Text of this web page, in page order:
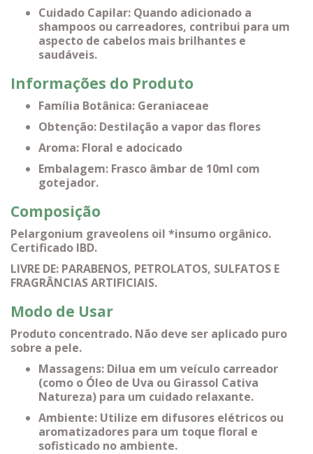
Cuidado Capilar: Quando adicionado a
shampoos ou carreadores, contribui para um
aspecto de cabelos mais brilhantes e
saudáveis.
Informações do Produto
Família Botânica: Geraniaceae
Obtenção: Destilação a vapor das flores
Aroma: Floral e adocicado
Embalagem: Frasco âmbar de 10ml com
gotejador.
Composição
Pelargonium graveolens oil *insumo orgânico.
Certificado IBD.
LIVRE DE: PARABENOS, PETROLATOS, SULFATOS E
FRAGRÂNCIAS ARTIFICIAIS.
Modo de Usar
Produto concentrado. Não deve ser aplicado puro
sobre a pele.
Massagens: Dilua em um veículo carreador
(como o Óleo de Uva ou Girassol Cativa
Natureza) para um cuidado relaxante.
Ambiente: Utilize em difusores elétricos ou
aromatizadores para um toque floral e
sofisticado no ambiente.